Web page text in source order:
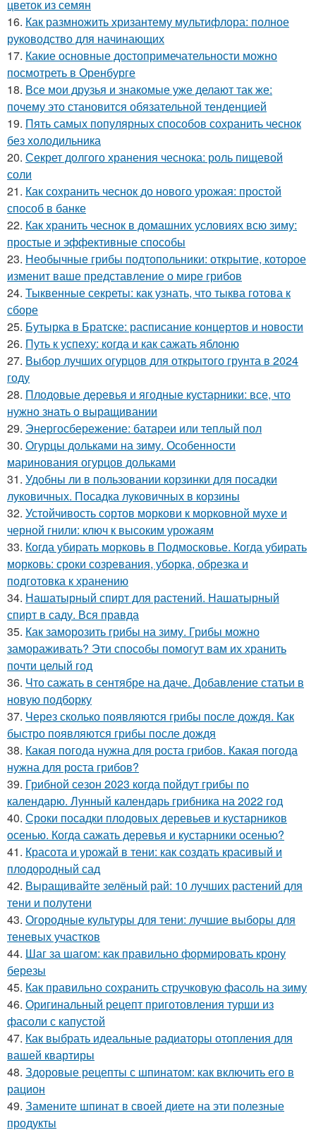
цветок из семян
16. Как размножить хризантему мультифлора: полное
руководство для начинающих
17. Какие основные достопримечательности можно
посмотреть в Оренбурге
18. Все мои друзья и знакомые уже делают так же:
почему это становится обязательной тенденцией
19. Пять самых популярных способов сохранить чеснок
без холодильника
20. Секрет долгого хранения чеснока: роль пищевой
соли
21. Как сохранить чеснок до нового урожая: простой
способ в банке
22. Как хранить чеснок в домашних условиях всю зиму:
простые и эффективные способы
23. Необычные грибы подтопольники: открытие, которое
изменит ваше представление о мире грибов
24. Тыквенные секреты: как узнать, что тыква готова к
сборе
25. Бутырка в Братске: расписание концертов и новости
26. Путь к успеху: когда и как сажать яблоню
27. Выбор лучших огурцов для открытого грунта в 2024
году
28. Плодовые деревья и ягодные кустарники: все, что
нужно знать о выращивании
29. Энергосбережение: батареи или теплый пол
30. Огурцы дольками на зиму. Особенности
маринования огурцов дольками
31. Удобны ли в пользовании корзинки для посадки
луковичных. Посадка луковичных в корзины
32. Устойчивость сортов моркови к морковной мухе и
черной гнили: ключ к высоким урожаям
33. Когда убирать морковь в Подмосковье. Когда убирать
морковь: сроки созревания, уборка, обрезка и
подготовка к хранению
34. Нашатырный спирт для растений. Нашатырный
спирт в саду. Вся правда
35. Как заморозить грибы на зиму. Грибы можно
замораживать? Эти способы помогут вам их хранить
почти целый год
36. Что сажать в сентябре на даче. Добавление статьи в
новую подборку
37. Через сколько появляются грибы после дождя. Как
быстро появляются грибы после дождя
38. Какая погода нужна для роста грибов. Какая погода
нужна для роста грибов?
39. Грибной сезон 2023 когда пойдут грибы по
календарю. Лунный календарь грибника на 2022 год
40. Сроки посадки плодовых деревьев и кустарников
осенью. Когда сажать деревья и кустарники осенью?
41. Красота и урожай в тени: как создать красивый и
плодородный сад
42. Выращивайте зелёный рай: 10 лучших растений для
тени и полутени
43. Огородные культуры для тени: лучшие выборы для
теневых участков
44. Шаг за шагом: как правильно формировать крону
березы
45. Как правильно сохранить стручковую фасоль на зиму
46. Оригинальный рецепт приготовления турши из
фасоли с капустой
47. Как выбрать идеальные радиаторы отопления для
вашей квартиры
48. Здоровые рецепты с шпинатом: как включить его в
рацион
49. Замените шпинат в своей диете на эти полезные
продукты